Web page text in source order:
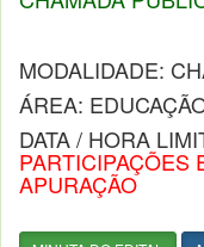
MODALIDADE:
ÁREA:
DATA / HORA
PARTICIPAÇÕES
APURAÇÃO